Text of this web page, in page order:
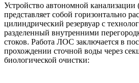
Устройство автономной канализации
представляет собой горизонтально
цилиндрический резервуар с
разделенный внутренними
стоков. Работа ЛОС заключается в
прохождении сточной воды через
биологической очистки: